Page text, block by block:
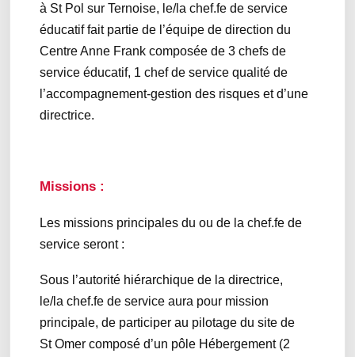
à St Pol sur Ternoise, le/la chef.fe de service
éducatif fait partie de l’équipe de direction du
Centre Anne Frank composée de 3 chefs de
service éducatif, 1 chef de service qualité de
l’accompagnement-gestion des risques et d’une
directrice.
Missions :
Les missions principales du ou de la chef.fe de
service seront :
Sous l’autorité hiérarchique de la directrice,
le/la chef.fe de service aura pour mission
principale, de participer au pilotage du site de
St Omer composé d’un pôle Hébergement (2